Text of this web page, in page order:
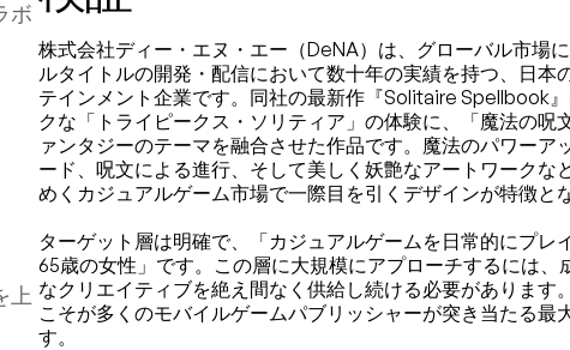
ボ
上
株式会社ディー・エヌ・エー（DeNA）は、グローバル市場
ルタイトルの開発・配信において数十年の実績を持つ、日本
テインメント企業です。同社の最新作『Solitaire Spellbook
クな「トライピークス・ソリティア」の体験に、「魔法の呪
ァンタジーのテーマを融合させた作品です。魔法のパワーア
ード、呪文による進行、そして美しく妖艶なアートワークな
めくカジュアルゲーム市場で一際目を引くデザインが特徴と
ターゲット層は明確で、「カジュアルゲームを日常的にプレ
65歳の女性」です。この層に大規模にアプローチするには、
なクリエイティブを絶え間なく供給し続ける必要があります
こそが多くのモバイルゲームパブリッシャーが突き当たる最
す。